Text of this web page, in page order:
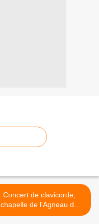
Concert de clavicorde,
chapelle de l'Agneau de
Dieu Paris 12e >